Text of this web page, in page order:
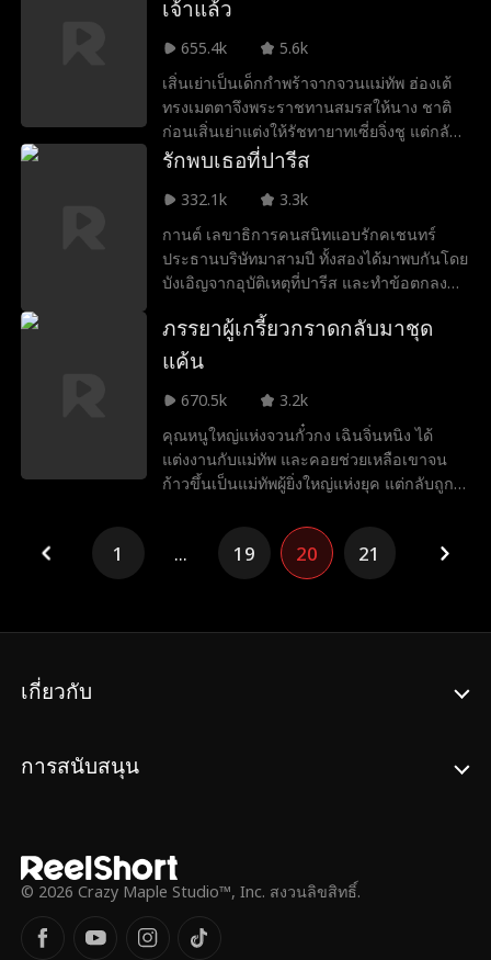
ความรักอีกต่อไป ระหว่างทางนางเปิดโปงและ
ตอกหน้าทั้งอ๋องและอนุภรรยา จนท้ายที่สุด
สามารถหย่าขาดได้สำเร็จ
มือถือและคอมพิวเตอร์ทั้งร้านให้เธอ รวมทั้ง
ประมูลแหวนพราวนภาในงานประมูลให้ วรพล
ยังเลี้ยงลลิตา ประธานกลุ่มสื่อตระกูลเลิศ และ
เปย์ของขวัญมูลค่าหลายสิบล้านให้กับสาลินีที่
เป็นสตรีมเมอร์ วรพลปรากฎตัวในงานเลี้ยงรุ่น
งานโชว์รถ และงานประมูลต่างๆ เพื่อเอาคืน
เมลินี ชวิน รวมถึงเจษฎาและอนันต์ที่เยาะเย้ย
ใส ลลิตา สาลินี และยลลภา คุณหนูตระกูลรัน
ได้อีกด้วย ในที่สุดเขาก็ซื้อบ้านเพื่ออยู่กับผู้หญิง
ทั้งสี่คน ชีวิตเขาเปลี่ยนจากหน้ามือเป็นหลังมือ
เจ้าแล้ว
655.4k
5.6k
เสิ่นเย่าเป็นเด็กกำพร้าจากจวนแม่ทัพ ฮ่องเต้
ทรงเมตตาจึงพระราชทานสมรสให้นาง ชาติ
ก่อนเสิ่นเย่าแต่งให้รัชทายาทเซี่ยจิ่งชู แต่กลับ
ถูกเหยียดหยามสารพัดในตำหนักบูรพา หลัง
เลี้ยงประทานสมรสอีกครั้ง ครั้งนี้เมื่อต้อง
เผชิญหน้ากับการประทานสมรสจากฮ่องเต้อีก
ครั้ง เสิ่นเย่าเลือกจิ้งอ๋องเซี่ยเยวียน ท่านอา
ของฮ่องเต้ผู้หล่อเหลางดงาม แต่ได้รับบาดเจ็บ
สาหัสจากการรบครั้งใหญ่จนไม่ได้สติ หลังจาก
เสิ่นเย่าแต่งกับจิ้งอ๋องแล้ว เขาก็ฟื้นขึ้นมาอย่าง
น่าอัศจรรย์ เสิ่นเย่าได้รับความเคารพ การ
ปกป้อง และความรักจากเขา ทั้งสองค่อย ๆ
เกิดความรู้สึกดี ๆ ต่อกัน ในขณะที่รัชทายาท
เซี่ยจิ่งชูค่อย ๆ เริ่มจดจำเรื่องราวในชาติก่อน
ได้ เขาพบว่าตนเองเสียใจที่สูญเสียเสิ่นเย่าไป
จึงเริ่มตามตอแยอย่างบ้าคลั่ง...
รักพบเธอที่ปารีส
332.1k
3.3k
กานต์ เลขาธิการคนสนิทแอบรักคเชนทร์
ประธานบริษัทมาสามปี ทั้งสองได้มาพบกันโดย
บังเอิญจากอุบัติเหตุที่ปารีส และทำข้อตกลง
ตำแหน่ง” ท่ามกลางเกมการเมืองในที่ทำงาน
และความสัมพันธ์ที่คลุมเครือ ความใกล้ชิด
หลีกเลี่ยง พร้อมกับอุปสรรคและความลับที่
ค่อย ๆ ถูกเปิดเผย เส้นทางของพวกเขาจะนำ
ไปสู่จุดจบแบบใด ความรัก ความสำเร็จ หรือ
การต้องเลือกบางอย่างที่สำคัญที่สุดในชีวิต
ภรรยาผู้เกรี้ยวกราดกลับมาชุด
แค้น
670.5k
3.2k
คุณหนูใหญ่แห่งจวนกั๋วกง เฉินจิ่นหนิง ได้
แต่งงานกับแม่ทัพ และคอยช่วยเหลือเขาจน
ก้าวขึ้นเป็นแม่ทัพผู้ยิ่งใหญ่แห่งยุค แต่กลับถูก
กลับลุ่มหลงอนุ และถึงขั้นใส่ร้ายให้นางรับโทษ
แทน ก่อนจะสั่งฆ่านางอย่างโหดเหี้ยม ความ
แค้นที่ต้องตายอย่างอยุติธรรม ทำให้นางได้
จอมวางแผน กำจัดแม่เลี้ยงผู้โหดร้าย และทวง
ท้ายยังมีฉากพิเศษ เมื่อเฉินจิ่นหนิง แม่ทัพหญิง
ตัวละครลึกลับอย่างอัจฉริยะแพทย์หญิง หยวน
1 ... 19 20 21
เกี่ยวกับ
การสนับสนุน
© 2026 Crazy Maple Studio™, Inc. สงวนลิขสิทธิ์.